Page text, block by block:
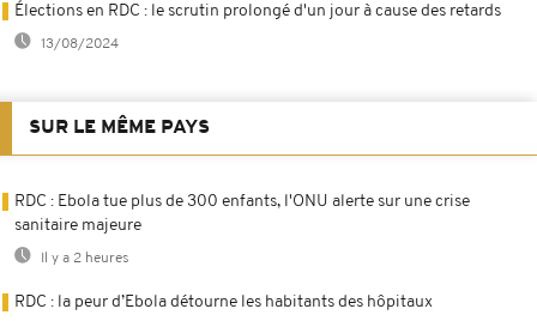
Élections en RDC : le scrutin prolongé d'un jour à cause des retards
13/08/2024
SUR LE MÊME PAYS
RDC : Ebola tue plus de 300 enfants, l'ONU alerte sur une crise
sanitaire majeure
Il y a 2 heures
RDC : la peur d’Ebola détourne les habitants des hôpitaux